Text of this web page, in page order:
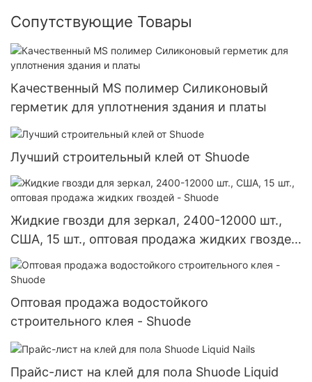
Сопутствующие Товары
Качественный MS полимер Силиконовый
герметик для уплотнения здания и платы
Лучший строительный клей от Shuode
Жидкие гвозди для зеркал, 2400-12000 шт.,
США, 15 шт., оптовая продажа жидких гвоздей
- Shuode
Оптовая продажа водостойкого
строительного клея - Shuode
Прайс-лист на клей для пола Shuode Liquid